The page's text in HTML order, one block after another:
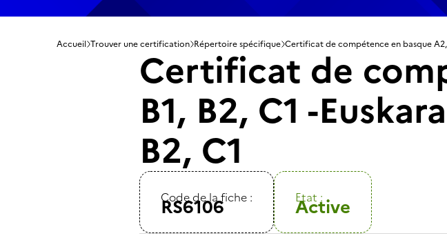
Accueil Trouver une certification Répertoire spécifique Certificat de compétence en basque A2,
Certificat de
B1, B2, C1 -
B2, C1
Code de la fiche :
RS6106 Etat :
Active